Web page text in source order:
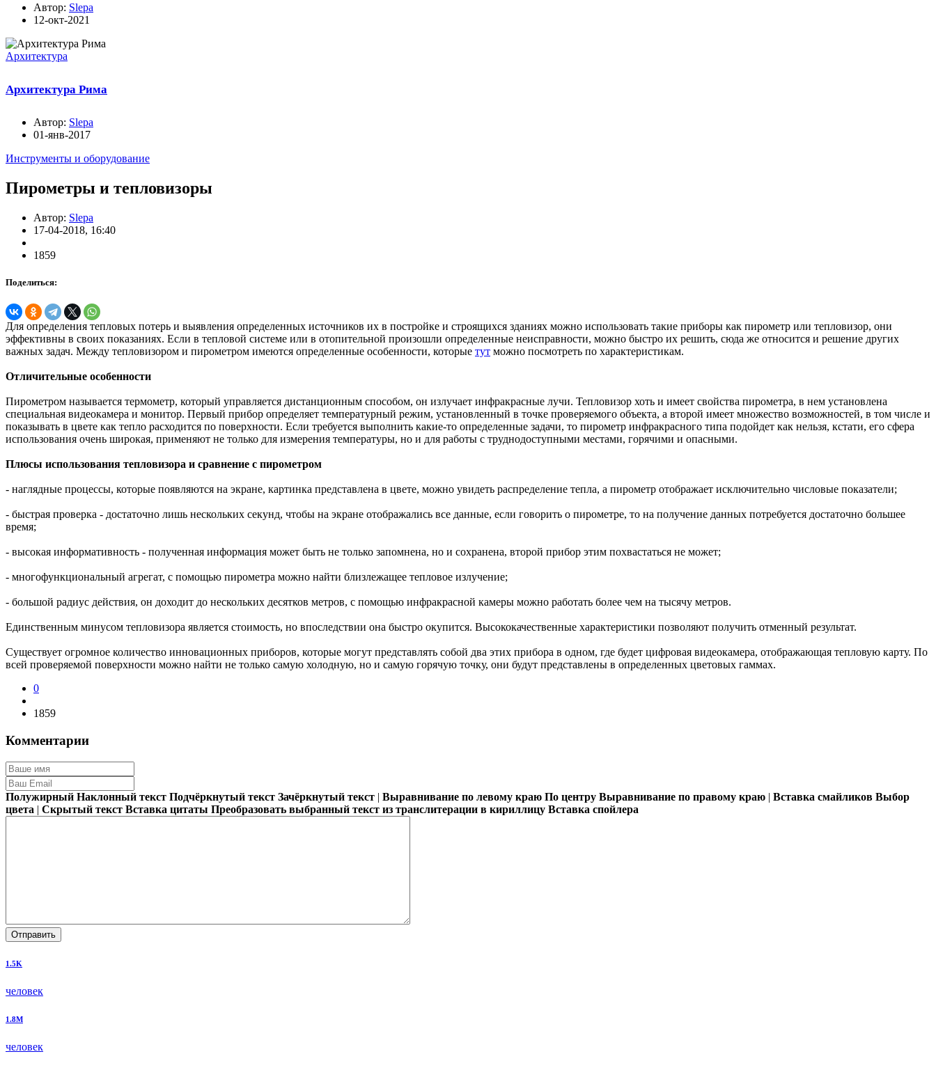
Автор: Slepa
12-окт-2021
Архитектура
Архитектура Рима
Автор: Slepa
01-янв-2017
Инструменты и оборудование
Пирометры и тепловизоры
Автор: Slepa
17-04-2018, 16:40
1859
Поделиться:
Для определения тепловых потерь и выявления определенных источников их в постройке и строящихся зданиях можно использовать такие приборы как пирометр или тепловизор, они
эффективны в своих показаниях. Если в тепловой системе или в отопительной произошли определенные неисправности, можно быстро их решить, сюда же относится и решение других
важных задач. Между тепловизором и пирометром имеются определенные особенности, которые тут можно посмотреть по характеристикам.
Отличительные особенности
Пирометром называется термометр, который управляется дистанционным способом, он излучает инфракрасные лучи. Тепловизор хоть и имеет свойства пирометра, в нем установлена
специальная видеокамера и монитор. Первый прибор определяет температурный режим, установленный в точке проверяемого объекта, а второй имеет множество возможностей, в том числе и
показывать в цвете как тепло расходится по поверхности. Если требуется выполнить какие-то определенные задачи, то пирометр инфракрасного типа подойдет как нельзя, кстати, его сфера
использования очень широкая, применяют не только для измерения температуры, но и для работы с труднодоступными местами, горячими и опасными.
Плюсы использования тепловизора и сравнение с пирометром
- наглядные процессы, которые появляются на экране, картинка представлена в цвете, можно увидеть распределение тепла, а пирометр отображает исключительно числовые показатели;
- быстрая проверка - достаточно лишь нескольких секунд, чтобы на экране отображались все данные, если говорить о пирометре, то на получение данных потребуется достаточно большее
время;
- высокая информативность - полученная информация может быть не только запомнена, но и сохранена, второй прибор этим похвастаться не может;
- многофункциональный агрегат, с помощью пирометра можно найти близлежащее тепловое излучение;
- большой радиус действия, он доходит до нескольких десятков метров, с помощью инфракрасной камеры можно работать более чем на тысячу метров.
Единственным минусом тепловизора является стоимость, но впоследствии она быстро окупится. Высококачественные характеристики позволяют получить отменный результат.
Существует огромное количество инновационных приборов, которые могут представлять собой два этих прибора в одном, где будет цифровая видеокамера, отображающая тепловую карту. По
всей проверяемой поверхности можно найти не только самую холодную, но и самую горячую точку, они будут представлены в определенных цветовых гаммах.
0
1859
Комментарии
Полужирный Наклонный текст Подчёркнутый текст Зачёркнутый текст | Выравнивание по левому краю По центру Выравнивание по правому краю | Вставка смайликов Выбор
цвета | Скрытый текст Вставка цитаты Преобразовать выбранный текст из транслитерации в кириллицу Вставка спойлера
Отправить
1.5K
человек
1.8M
человек